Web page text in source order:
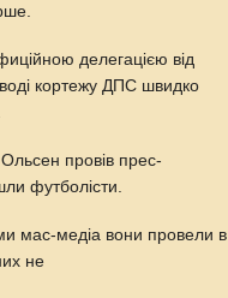
делегацією від
кортежу ДПС швидко
провів прес-
футболісти.
мас-медіа вони провели в
не